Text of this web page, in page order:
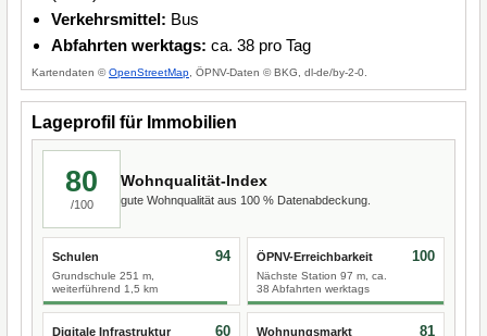
Verkehrsmittel: Bus
Abfahrten werktags: ca. 38 pro Tag
Kartendaten ©OpenStreetMap , ÖPNV-Daten © BKG, dl-de/by-2-0.
Lageprofil für Immobilien
80
/100
Wohnqualität-Index
gute Wohnqualität aus 100 % Datenabdeckung.
Schulen
Grundschule 251 m,
weiterführend 1,5 km
94 ÖPNV-Erreichbarkeit
Nächste Station 97 m, ca.
38 Abfahrten werktags
100
Digitale Infrastruktur 60 Wohnungsmarkt 81